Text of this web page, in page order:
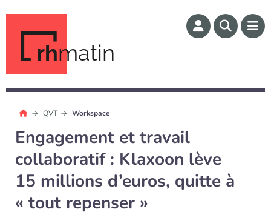
rhmatin
QVT Workspace
Engagement et travail
collaboratif : Klaxoon lève
15 millions d’euros, quitte à
« tout repenser »